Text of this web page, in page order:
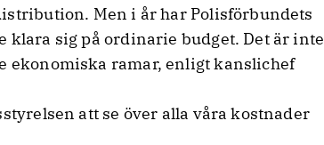
Men i år har Polisförbundets
klara sig på ordinarie budget. Det är inte
ekonomiska ramar, enligt kanslichef
att se över alla våra kostnader